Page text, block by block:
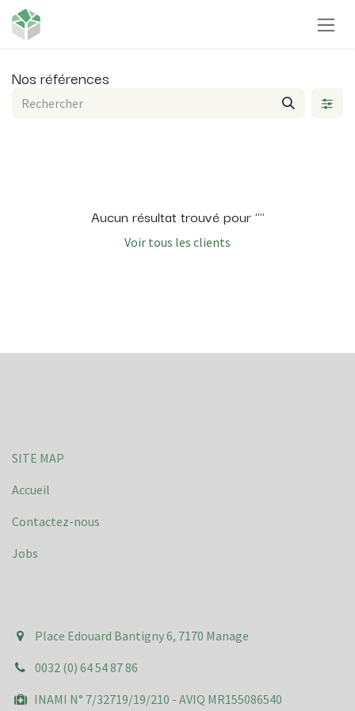
Se rendre au contenu
Nos références
Aucun résultat trouvé pour ""
Voir tous les clients
SITE MAP
Accueil
Contactez-nous
Jobs
Place Edouard Bantigny 6, 7170 Manage
0032 (0) 64 54 87 86
INAMI N° 7/32719/19/210 - AVIQ MR155086540